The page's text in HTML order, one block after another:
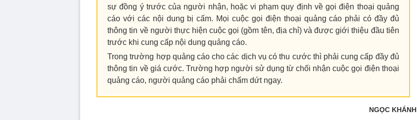
sự đồng ý trước của người nhận, hoặc vi phạm quy định về gọi điện thoại quảng
cáo với các nội dung bị cấm. Mọi cuộc gọi điện thoại quảng cáo phải có đầy đủ
thông tin về người thực hiện cuộc gọi (gồm tên, địa chỉ) và được giới thiệu đầu tiên
trước khi cung cấp nội dung quảng cáo.
Trong trường hợp quảng cáo cho các dịch vụ có thu cước thì phải cung cấp đầy đủ
thông tin về giá cước. Trường hợp người sử dụng từ chối nhận cuộc gọi điện thoại
quảng cáo, người quảng cáo phải chấm dứt ngay.
NGỌC KHÁNH